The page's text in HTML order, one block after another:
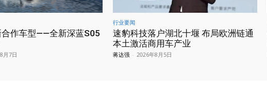
作车型——全新深蓝S05
月7日
行业要闻
速豹科技落户湖北十堰 布局欧洲链通
本土激活商用车产业
蒋达强 - 2026年8月5日